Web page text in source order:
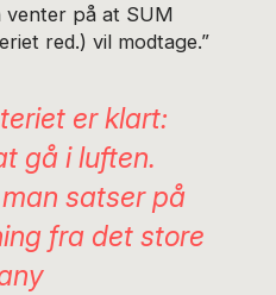
på at SUM
red.) vil modtage.”
er klart:
gå i luften.
satser på
fra det store